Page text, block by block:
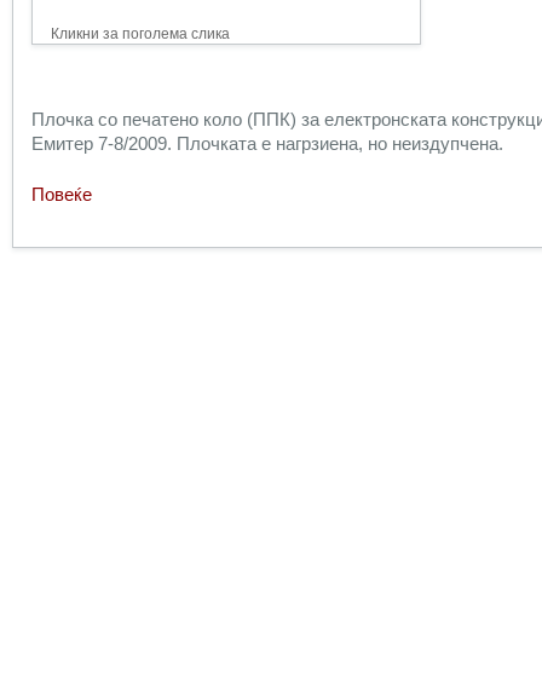
Кликни за поголема слика
Плочка со печатено коло (ППК) за електронската
Емитер 7-8/2009. Плочката е нагрзиена, но неиздупчена.
Повеќе